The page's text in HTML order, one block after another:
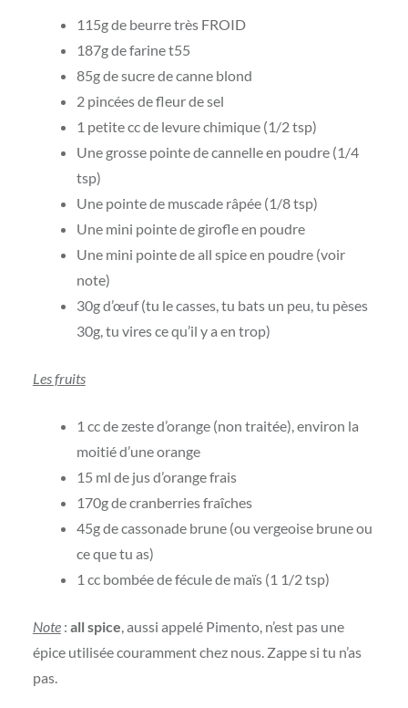
115g de beurre très FROID
187g de farine t55
85g de sucre de canne blond
2 pincées de fleur de sel
1 petite cc de levure chimique (1/2 tsp)
Une grosse pointe de cannelle en poudre (1/4
tsp)
Une pointe de muscade râpée (1/8 tsp)
Une mini pointe de girofle en poudre
Une mini pointe de all spice en poudre (voir
note)
30g d’œuf (tu le casses, tu bats un peu, tu pèses
30g, tu vires ce qu’il y a en trop)
Les fruits
1 cc de zeste d’orange (non traitée), environ la
moitié d’une orange
15 ml de jus d’orange frais
170g de cranberries fraîches
45g de cassonade brune (ou vergeoise brune ou
ce que tu as)
1 cc bombée de fécule de maïs (1 1/2 tsp)
Note: all spice , aussi appelé Pimento, n’est pas une
épice utilisée couramment chez nous. Zappe si tu n’as
pas.